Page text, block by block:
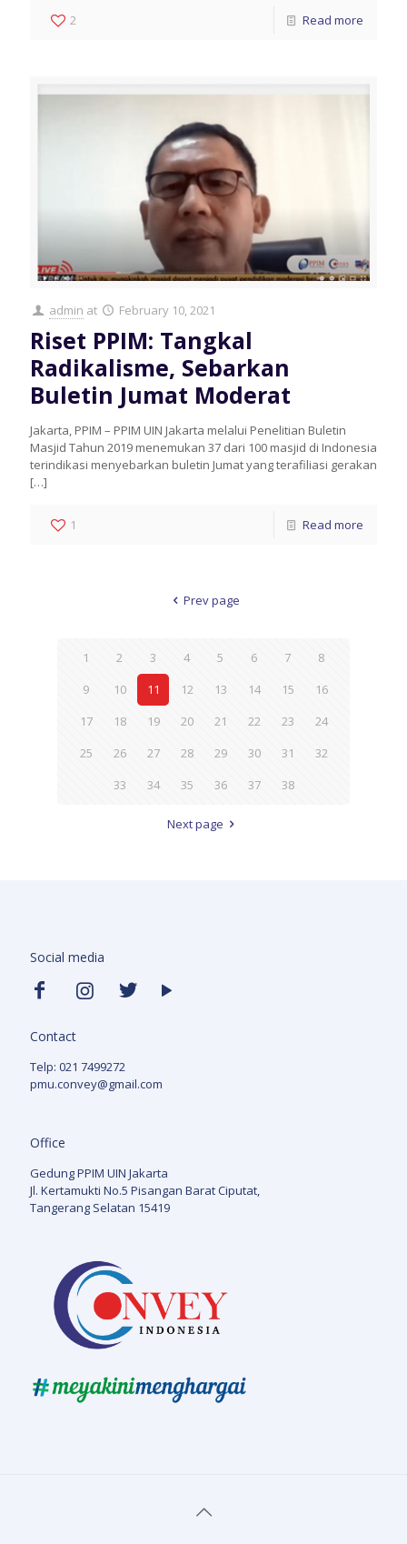
2 Read more
admin at February 10, 2021
Riset PPIM: Tangkal
Radikalisme, Sebarkan
Buletin Jumat Moderat
Jakarta, PPIM – PPIM UIN Jakarta melalui Penelitian Buletin
Masjid Tahun 2019 menemukan 37 dari 100 masjid di Indonesia
terindikasi menyebarkan buletin Jumat yang terafiliasi gerakan
[…]
1 Read more
Prev page
1 2 3 4 5 6 7
8
9
10 11 12 13 14 15
16
17
18 19 20 21 22 23
24
25
26 27 28 29 30 31
32
33
34 35 36 37 38
Next page
Social media
Contact
Telp: 021 7499272
pmu.convey@gmail.com
Office
Gedung PPIM UIN Jakarta
Jl. Kertamukti No.5 Pisangan Barat Ciputat,
Tangerang Selatan 15419